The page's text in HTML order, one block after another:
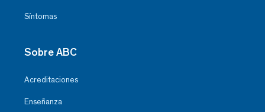
Síntomas
Sobre ABC
Acreditaciones
Enseñanza